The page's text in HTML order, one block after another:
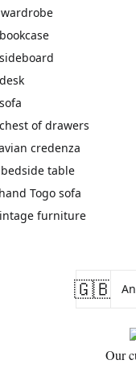
of drawers
credenza
table
Togo sofa
furniture
🇬🇧
Our